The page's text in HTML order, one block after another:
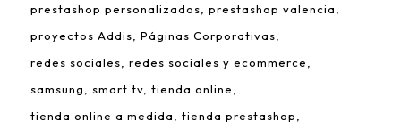
prestashop personalizados
prestashop valencia
proyectos Addis
Páginas Corporativas
redes sociales
redes sociales y ecommerce
samsung
smart tv tienda online
tienda online a medida
tienda prestashop